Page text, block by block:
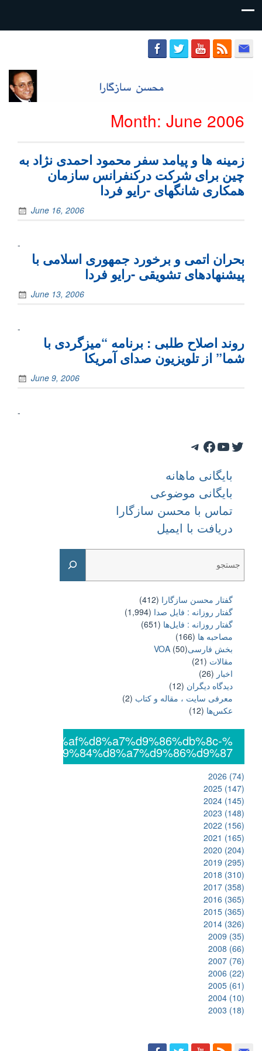
محسن
سازگارا
Month: June 2006
زمینه ها و پیامد سفر محمود احمدی نژاد به
چین برای شرکت درکنفرانس سازمان
همکاری شانگهای -رايو فردا
June 16, 2006
-
بحران اتمی و برخورد جمهوری اسلامی با
پیشنهادهای تشویقی -رايو فردا
June 13, 2006
-
روند اصلاح طلبی : برنامه “ميزگردی با
شما” از تلويزيون صدای آمريکا
June 9, 2006
-
Telegram Facebook YouTube Twitter
بایگانی ماهانه
بایگانی موضوعی
تماس با محسن سازگارا
دریافت با ایمیل
گفتار محسن سازگارا (412)
گفتار روزانه : فایل‌ صدا (1,994)
گفتار روزانه : فایل‌ها (651)
مصاحبه ها (166)
بخش فارسیVOA(50)
مقالات (21)
اخبار (26)
دیدگاه دیگران (12)
معرفی سایت ، مقاله و کتاب (2)
عکس‌ها (12)
2026 (74)
2025 (147)
2024 (145)
2023 (148)
2022 (156)
2021 (165)
2020 (204)
2019 (295)
2018 (310)
2017 (358)
2016 (365)
2015 (365)
2014 (326)
2009 (35)
2008 (66)
2007 (76)
2006 (22)
2005 (61)
2004 (10)
2003 (18)